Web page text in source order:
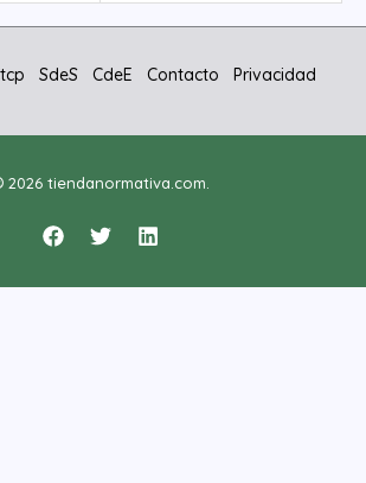
SdeS CdeE Contacto Privacidad
2026 tiendanormativa.com.